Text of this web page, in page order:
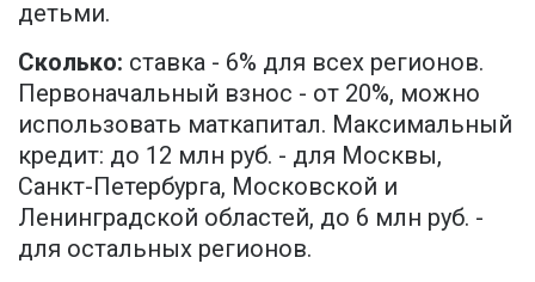
детьми.
Сколько: ставка - 6% для всех регионов.
Первоначальный взнос - от 20%, можно
использовать маткапитал. Максимальный
кредит: до 12 млн руб. - для Москвы,
Санкт-Петербурга, Московской и
Ленинградской областей, до 6 млн руб. -
для остальных регионов.